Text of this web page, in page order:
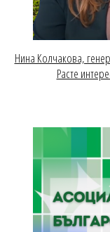
Нина Колчакова,
Расте